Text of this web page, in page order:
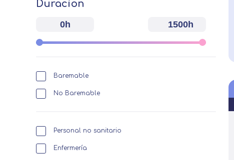
Duracion
0h 1500h
Baremable
No Baremable
Personal no sanitario
Enfermería